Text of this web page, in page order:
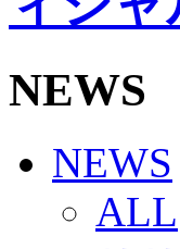
HOMEGAME
観戦ルー
Jリーグ運
写真・動
SCHEDULE
2026/27
練習見学
TICKET
奈良クラ
NEWS
NEWS
ALL